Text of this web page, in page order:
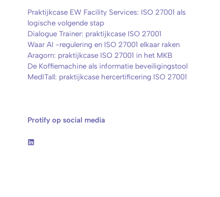
Praktijkcase EW Facility Services: ISO 27001 als
logische volgende stap
Dialogue Trainer: praktijkcase ISO 27001
Waar AI -regulering en ISO 27001 elkaar raken
Aragorn: praktijkcase ISO 27001 in het MKB
De Koffiemachine als informatie beveiligingstool
MedITall: praktijkcase hercertificering ISO 27001
Protify op social media